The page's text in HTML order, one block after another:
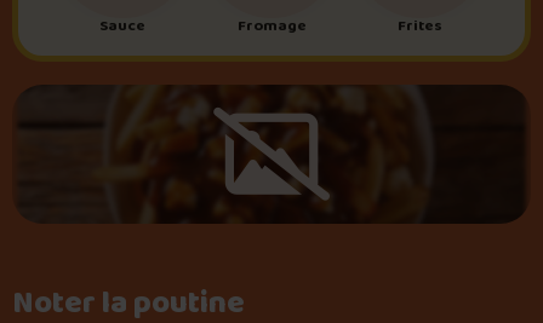
Noter la poutine
Sauce Fromage Frites